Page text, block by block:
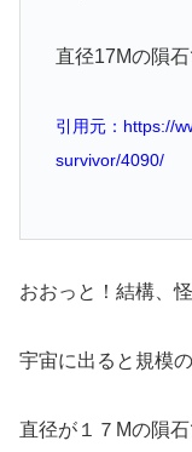
直径17Mの隕石
引用元：https://
survivor/4090/
おおっと！結構、怪
宇宙に出ると規模
直径が１７Mの隕石